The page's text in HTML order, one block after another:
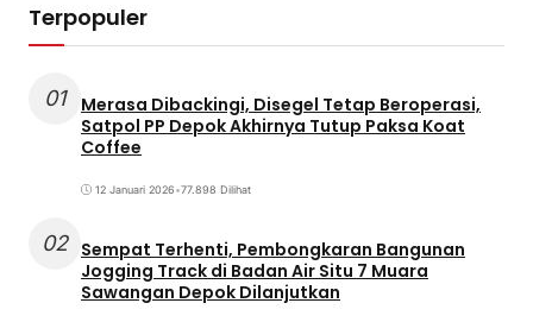
Terpopuler
01
Merasa Dibackingi, Disegel Tetap Beroperasi,
Satpol PP Depok Akhirnya Tutup Paksa Koat
Coffee
12 Januari 2026•77.898 Dilihat
02 Sempat Terhenti, Pembongkaran Bangunan
Jogging Track di Badan Air Situ 7 Muara
Sawangan Depok Dilanjutkan